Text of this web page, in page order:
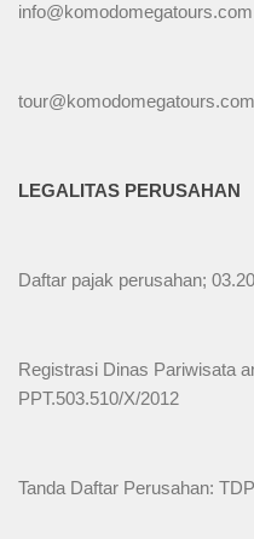
info@komodomegatours.com
tour@komodomegatours.com
LEGALITAS PERUSAHAN
Daftar pajak perusahan;
Registrasi Dinas Pariwisata
PPT.503.510/X/2012
Tanda Daftar Perusahan: